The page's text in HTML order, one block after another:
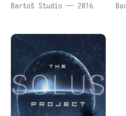
Bartoš Studio — 2016